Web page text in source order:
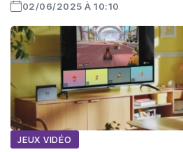
02/06/2025 À 10:10
JEUX VIDÉO